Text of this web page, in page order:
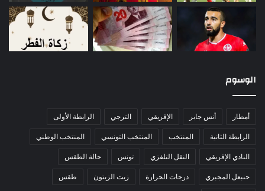
الوسوم
أمطار أنس جابر الإفريقي الترجي الرابطة الأولى
الرابطة الثانية المنتخب المنتخب التونسي المنتخب الوطني
النادي الإفريقي النقل التلفزي تونس حالة الطقس
حنبعل المجبري درجات الحرارة زيت الزيتون طقس